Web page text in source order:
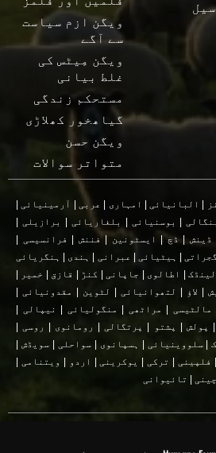
ویگن ازم سیاست
سے آگے
ویگن مِیٹس کی
غلط بیانی
مستحکم زندگی
گیاھخور کھلاڑی
ویگن حسن
متواتر سوالات
| البانیائی | امہاری | عربی | آرمینیائی
|
بنگالی | بوسنیائی | بلغاریائی | برازیلی
|
ڈینش |ڈچ| ایسٹونین |فننش | فرانسیسی
|
گجراتی | ہیٹیائی | عبرانی | ہندی |
ہنگریائی
| اطالوی | جاپانی | کنڑ | قازق | خمیر |
| لاؤ | لتھوانیائی | لٹوین | مقدونیائی
|
مالٹیسی | مراٹھی | منگولیائی | نیپالی
|
| پولش | پشتو | پرتگالی | رومانوی | روسی
|
|سلووینیائی | ہسپانوی |سواحلی |سویڈش |
| فلپینی | ترکی | یوکرینی | اردو | ویتنامی
|
چینی | تائیوانی